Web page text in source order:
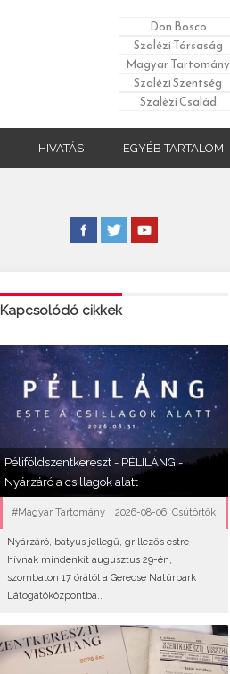
Don Bosco
Szalézi Társaság
Magyar Tartomány
Szalézi Szentség
Szalézi Család
HIVATÁS EGYÉB TARTALOM
Kapcsolódó cikkek
Péliföldszentkereszt - PÉLILÁNG -
Nyárzáró a csillagok alatt
#Magyar Tartomány 2026-08-06, Csütörtök
Nyárzáró, batyus jellegű, grillezős estre
hívnak mindenkit augusztus 29-én,
szombaton 17 órától a Gerecse Natúrpark
Látogatóközpontba..